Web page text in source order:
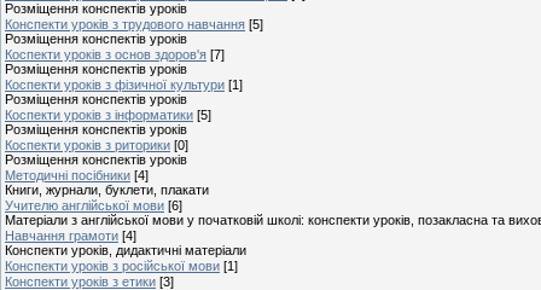
Розміщення конспектів уроків
Конспекти уроків з трудового навчання [5]
Розміщення конспектів уроків
Коспекти уроків з основ здоров'я [7]
Розміщення конспектів уроків
Коспекти уроків з фізичної культури [1]
Розміщення конспектів уроків
Коспекти уроків з інформатики [5]
Розміщення конспектів уроків
Коспекти уроків з риторики [0]
Розміщення конспектів уроків
Методичні посібники [4]
Книги, журнали, буклети, плакати
Учителю англійської мови [6]
Матеріали з англійської мови у початковій школі: конспекти уроків, позакласна та
Навчання грамоти [4]
Конспекти уроків, дидактичні матеріали
Конспекти уроків з російської мови [1]
Конспекти уроків з етики [3]